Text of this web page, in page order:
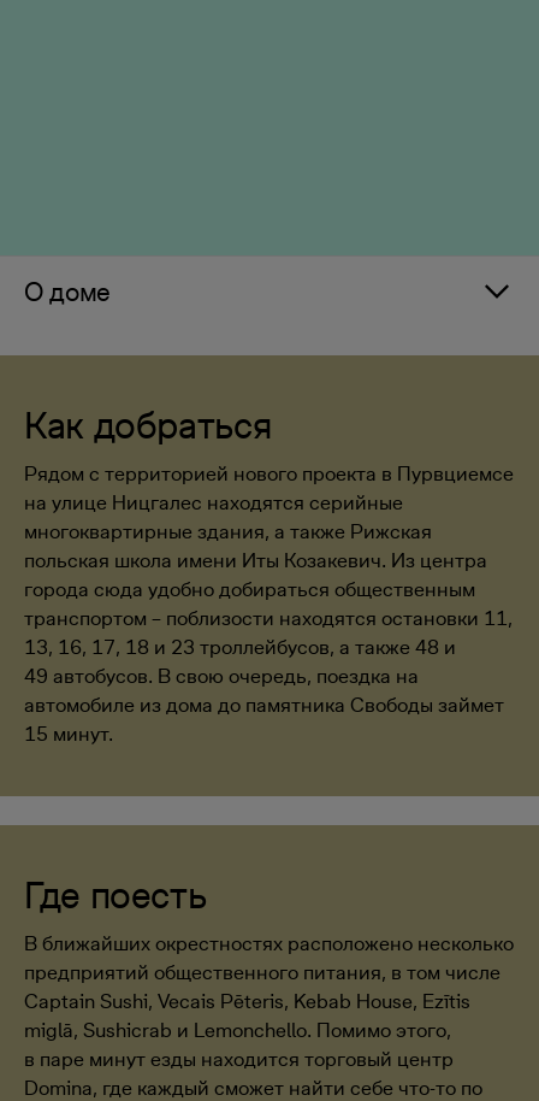
О доме
Как добраться
Рядом с территорией нового проекта в Пурвциемсе
на улице Ницгалес находятся серийные
многоквартирные здания, а также Рижская
польская школа имени Иты Козакевич. Из центра
города сюда удобно добираться общественным
транспортом – поблизости находятся остановки 11,
13, 16, 17, 18 и 23 троллейбусов, а также 48 и
49 автобусов. В свою очередь, поездка на
автомобиле из дома до памятника Свободы займет
15 минут.
Где поесть
В ближайших окрестностях расположено несколько
предприятий общественного питания, в том числе
Captain Sushi, Vecais Pēteris, Kebab House, Ezītis
miglā, Sushicrab и Lemonchello. Помимо этого,
в паре минут езды находится торговый центр
Domina, где каждый сможет найти себе что-то по